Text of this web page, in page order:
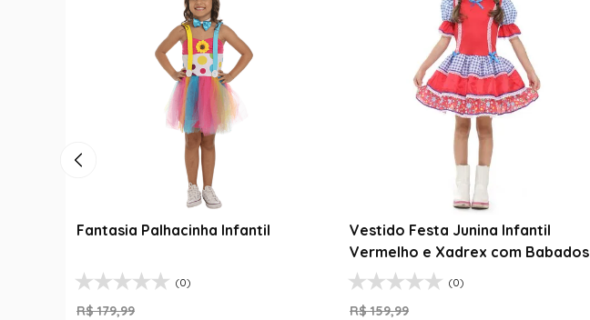
Fantasia Palhacinha Infantil
(0)
R$ 179,99
Vestido Festa Junina Infantil
Vermelho e Xadrex com Babados
(0)
R$ 159,99